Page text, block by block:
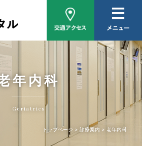
介
ついて
ついて
年内科
Geriatrics
トップページ 診療案内 老年内科